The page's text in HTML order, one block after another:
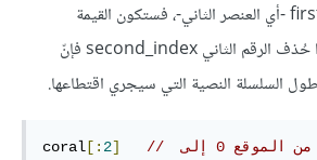
الفهرس رقم 1 first_index -أي العنصر الثاني-، فستكون القيمة
الافتراضية له صفرًا، وإذا حُذف الرقم الثاني second_index فإنّ
السلسلة النصية التي سيجري اقتطاعها.
coral [: 2]
// اقتطاع العناصر من الموقع 0 إلى